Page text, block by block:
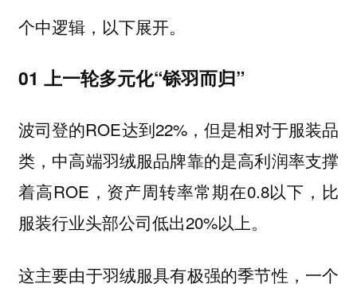
个中逻辑，以下展开。
01 上一轮多元化“铩羽而归”
波司登的ROE达到22%，但是相对于服装品
类，中高端羽绒服品牌靠的是高利润率支撑
着高ROE，资产周转率常期在0.8以下，比
服装行业头部公司低出20%以上。
这主要由于羽绒服具有极强的季节性，一个